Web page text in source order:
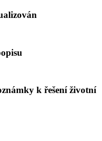
k řešení životní